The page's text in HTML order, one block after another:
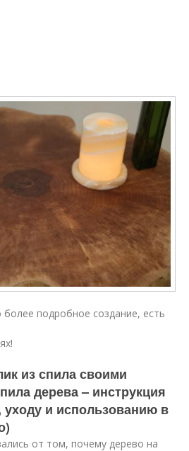
подробное создание, есть
из спила своими
дерева – инструкция
уходу и использованию в
от том, почему дерево на